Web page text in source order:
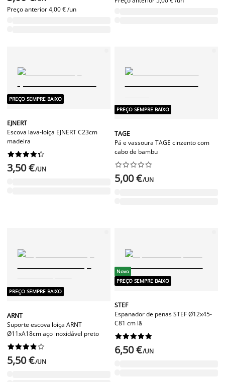
Preço anterior4,00 € /un
PREÇO SEMPRE BAIXO
EJNERT
Escova lava-loiça EJNERT C23cm
madeira






3,50 €/UN
PREÇO SEMPRE BAIXO
TAGE
Pá e vassoura TAGE cinzento com
cabo de bambu






5,00 €/UN
PREÇO SEMPRE BAIXO
ARNT
Suporte escova loiça ARNT
Ø11xA18cm aço inoxidável preto






5,50 €/UN
Novo
PREÇO SEMPRE BAIXO
STEF
Espanador de penas STEF Ø12x45-
C81 cm lã






6,50 €/UN